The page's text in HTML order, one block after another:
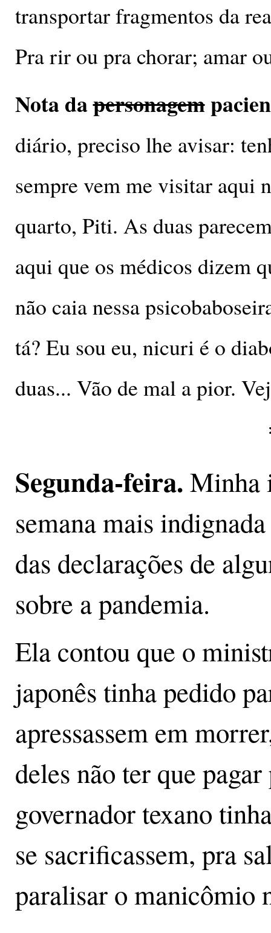
transportar fragmentos da
Pra rir ou pra chorar; amar
Nota dapersonagem
diário, preciso lhe avisar:
sempre vem me visitar aqui
quarto, Piti. As duas
aqui que os médicos dizem
não caia nessa
tá? Eu sou eu, nicuri é o
duas... Vão de mal a pior.
Segunda-feira. Minha
semana mais
das declarações de
sobre a pandemia.
Ela contou que o
japonês tinha pedido
apressassem em
deles não ter que
governador texano
se sacrificassem, pra
paralisar o manicômio